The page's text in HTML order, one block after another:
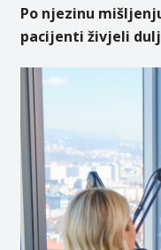
Po njezinu
pacijenti živjeli